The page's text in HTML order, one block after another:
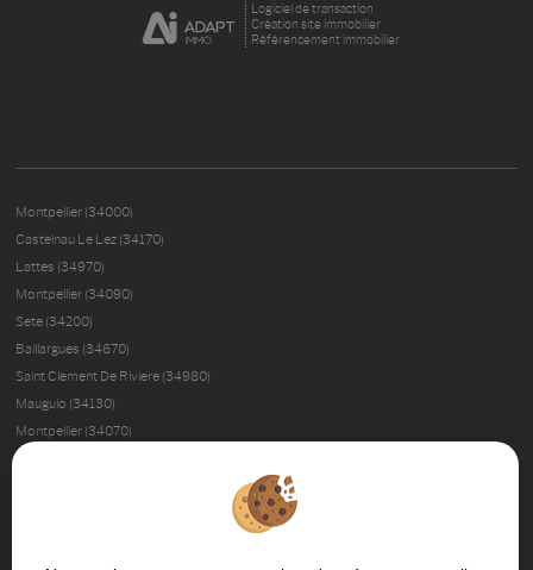
Logiciel de transaction
Création site immobilier
Référencement immobilier
Montpellier (34000)
Castelnau Le Lez (34170)
Lattes (34970)
Montpellier (34090)
Sete (34200)
Baillargues (34670)
Saint Clement De Riviere (34980)
Mauguio (34130)
Montpellier (34070)